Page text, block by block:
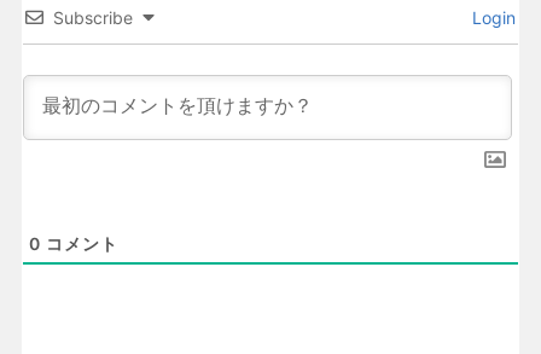
Subscribe Login
0 コメント